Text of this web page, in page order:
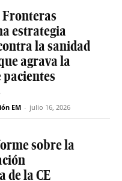
Fronteras
estrategia
la sanidad
agrava la
EM - julio 16, 2026
sobre la
de la CE